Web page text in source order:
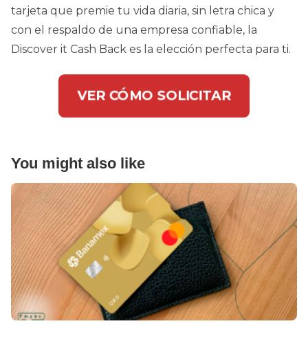
tarjeta que premie tu vida diaria, sin letra chica y
con el respaldo de una empresa confiable, la
Discover it Cash Back es la elección perfecta para ti.
VER CÓMO SOLICITAR
You might also like